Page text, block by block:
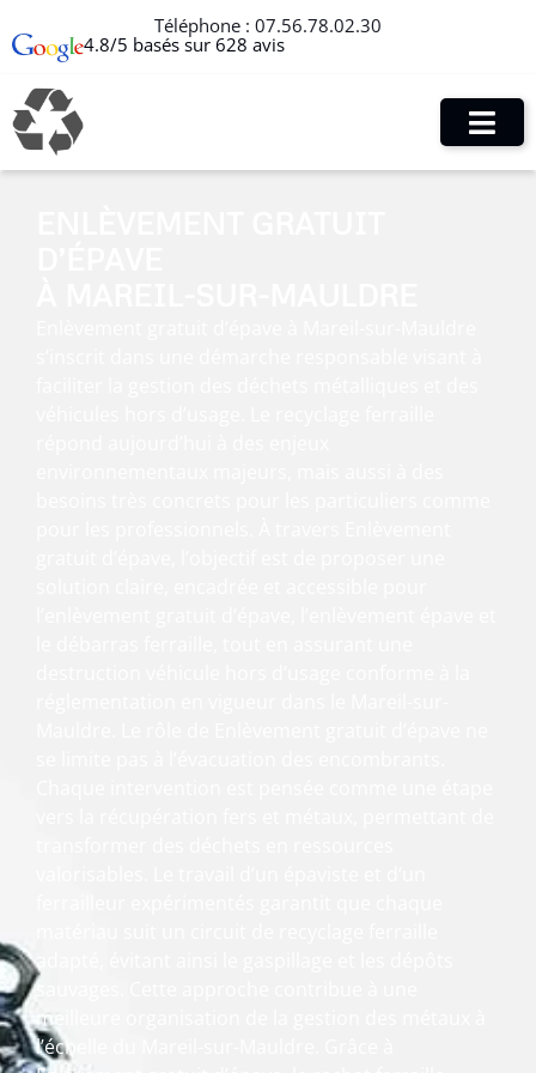
Téléphone : 07.56.78.02.30
4.8/5 basés sur 628 avis
adapté, évitant ainsi le gaspillage et les dépôts
sauvages. Cette approche contribue à une
meilleure organisation de la gestion des métaux à
l’échelle du Mareil-sur-Mauldre. Grâce à